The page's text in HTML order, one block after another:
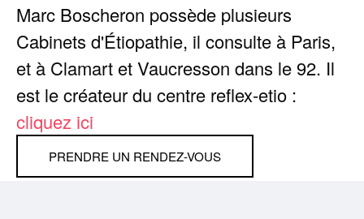
Marc Boscheron possède plusieurs
Cabinets d'Étiopathie, il consulte à Paris,
et à Clamart etVaucresson dans le 92. Il
est le créateur du centre reflex-etio :
cliquez ici
PRENDRE UN RENDEZ-VOUS